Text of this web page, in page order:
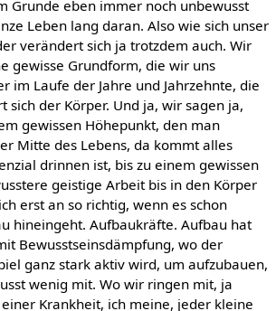
Grunde eben immer noch unbewusst
Leben lang daran. Also wie sich unser
verändert sich ja trotzdem auch. Wir
gewisse Grundform, die wir uns
im Laufe der Jahre und Jahrzehnte, die
sich der Körper. Und ja, wir sagen ja,
gewissen Höhepunkt, den man
Mitte des Lebens, da kommt alles
drinnen ist, bis zu einem gewissen
geistige Arbeit bis in den Körper
erst an so richtig, wenn es schon
hineingeht. Aufbaukräfte. Aufbau hat
Bewusstseinsdämpfung, wo der
ganz stark aktiv wird, um aufzubauen,
wenig mit. Wo wir ringen mit, ja
Krankheit, ich meine, jeder kleine